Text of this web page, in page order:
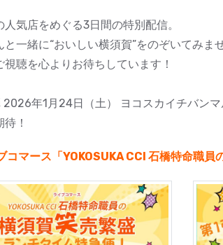
人気店をめぐる3日間の特別配信。
と一緒に“おいしい横須賀”をのぞいてみま
視聴を心よりお待ちしています！
2026年1月24日（土） ヨコスカイチバン
！
コマース「YOKOSUKA CCI 石橋特命職員